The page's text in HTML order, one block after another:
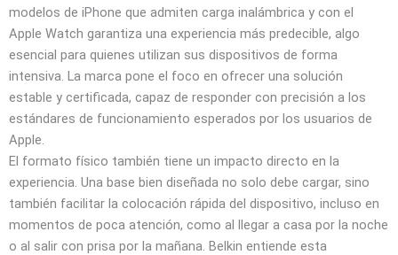
modelos de iPhone que admiten carga inalámbrica y con el
Apple Watch garantiza una experiencia más predecible, algo
esencial para quienes utilizan sus dispositivos de forma
intensiva. La marca pone el foco en ofrecer una solución
estable y certificada, capaz de responder con precisión a los
estándares de funcionamiento esperados por los usuarios de
Apple.
El formato físico también tiene un impacto directo en la
experiencia. Una base bien diseñada no solo debe cargar, sino
también facilitar la colocación rápida del dispositivo, incluso en
momentos de poca atención, como al llegar a casa por la noche
o al salir con prisa por la mañana. Belkin entiende esta